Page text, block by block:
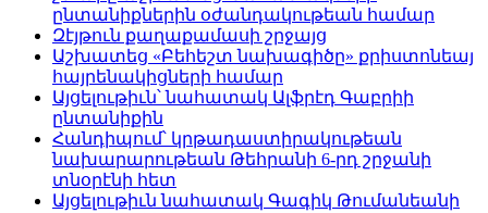
ընտանիքներին օժանդակութեան համար
Զէյթուն քաղաքամասի շրջայց
Աշխատեց «Բեհեշտ նախագիծը» քրիստոնեայ
հայրենակիցների համար
Այցելութիւն՝ նահատակ Ալֆրէդ Գաբրիի
ընտանիքին
Հանդիպում՝ կրթադաստիրակութեան
նախարարութեան Թեհրանի 6-րդ շրջանի
տնօրէնի հետ
Այցելութիւն նահատակ Գագիկ Թումանեանի